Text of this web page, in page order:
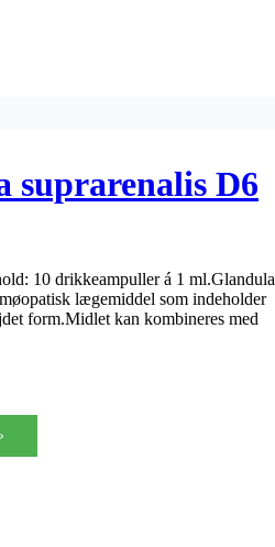
suprarenalis D6
10 drikkeampuller á 1 ml.Glandula
lægemiddel som indeholder
form.Midlet kan kombineres med